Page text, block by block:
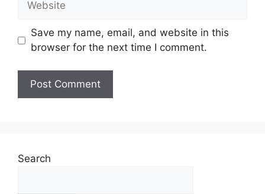
Save my name, email, and website in this
browser for the next time I comment.
Search